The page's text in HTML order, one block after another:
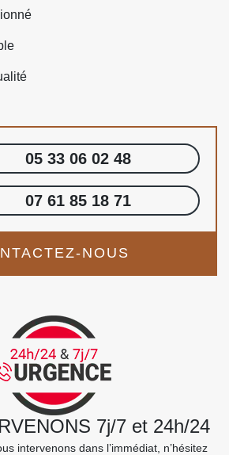
05 33 06 02 48
07 61 85 18 71
NOUS
7j/7 et 24h/24
intervenons dans l’immédiat, n’hésitez